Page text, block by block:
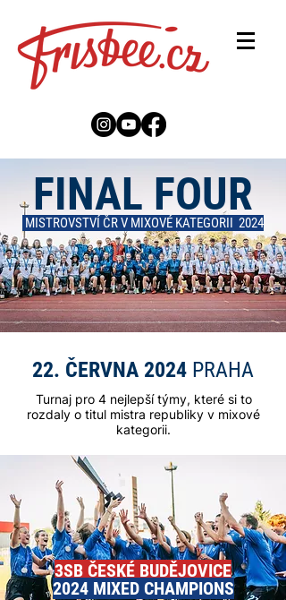
FINAL FOUR
MISTROVSTVÍ ČR V MIXOVÉ KATEGORII 2024
22. ČERVNA 2024 PRAHA
Turnaj pro 4 nejlepší týmy, které si to
rozdaly o titul mistra republiky v mixové
kategorii.
3SB ČESKÉ BUDĚJOVICE
2024 MIXED CHAMPIONS